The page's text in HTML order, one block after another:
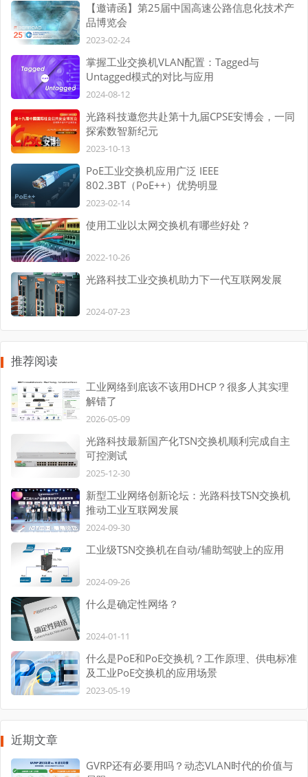
【邀请函】第25届中国高速公路信息化技术产
品博览会
2023-02-24
掌握工业交换机VLAN配置：Tagged与
Untagged模式的对比与应用
2024-08-12
光路科技邀您共赴第十九届CPSE安博会，一同
探索数智新纪元
2023-10-13
PoE工业交换机应用广泛 IEEE
802.3BT（PoE++）优势明显
2023-02-14
使用工业以太网交换机有哪些好处？
2022-10-26
光路科技工业交换机助力下一代互联网发展
2024-07-23
推荐阅读
工业网络到底该不该用DHCP？很多人其实理
解错了
2026-05-09
光路科技最新国产化TSN交换机顺利完成自主
可控测试
2025-12-30
新型工业网络创新论坛：光路科技TSN交换机
推动工业互联网发展
2024-09-30
工业级TSN交换机在自动/辅助驾驶上的应用
2024-09-26
什么是确定性网络？
2024-01-11
什么是PoE和PoE交换机？工作原理、供电标准
及工业PoE交换机的应用场景
2023-05-19
近期文章
GVRP还有必要用吗？动态VLAN时代的价值与